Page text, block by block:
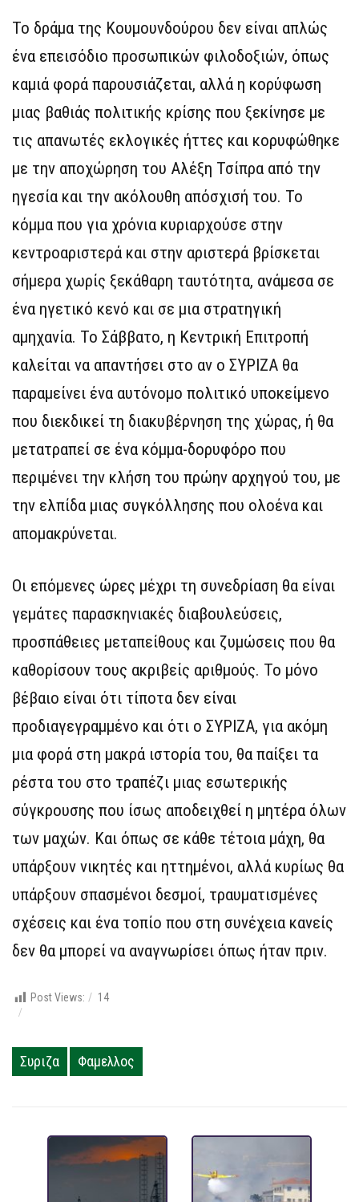
Το δράμα της Κουμουνδούρου δεν είναι απλώς
ένα επεισόδιο προσωπικών φιλοδοξιών, όπως
καμιά φορά παρουσιάζεται, αλλά η κορύφωση
μιας βαθιάς πολιτικής κρίσης που ξεκίνησε με
τις απανωτές εκλογικές ήττες και κορυφώθηκε
με την αποχώρηση του Αλέξη Τσίπρα από την
ηγεσία και την ακόλουθη απόσχισή του. Το
κόμμα που για χρόνια κυριαρχούσε στην
κεντροαριστερά και στην αριστερά βρίσκεται
σήμερα χωρίς ξεκάθαρη ταυτότητα, ανάμεσα σε
ένα ηγετικό κενό και σε μια στρατηγική
αμηχανία. Το Σάββατο, η Κεντρική Επιτροπή
καλείται να απαντήσει στο αν ο ΣΥΡΙΖΑ θα
παραμείνει ένα αυτόνομο πολιτικό υποκείμενο
που διεκδικεί τη διακυβέρνηση της χώρας, ή θα
μετατραπεί σε ένα κόμμα-δορυφόρο που
περιμένει την κλήση του πρώην αρχηγού του, με
την ελπίδα μιας συγκόλλησης που ολοένα και
απομακρύνεται.
Οι επόμενες ώρες μέχρι τη συνεδρίαση θα είναι
γεμάτες παρασκηνιακές διαβουλεύσεις,
προσπάθειες μεταπείθους και ζυμώσεις που θα
καθορίσουν τους ακριβείς αριθμούς. Το μόνο
βέβαιο είναι ότι τίποτα δεν είναι
προδιαγεγραμμένο και ότι ο ΣΥΡΙΖΑ, για ακόμη
μια φορά στη μακρά ιστορία του, θα παίξει τα
ρέστα του στο τραπέζι μιας εσωτερικής
σύγκρουσης που ίσως αποδειχθεί η μητέρα όλων
των μαχών. Και όπως σε κάθε τέτοια μάχη, θα
υπάρξουν νικητές και ηττημένοι, αλλά κυρίως θα
υπάρξουν σπασμένοι δεσμοί, τραυματισμένες
σχέσεις και ένα τοπίο που στη συνέχεια κανείς
δεν θα μπορεί να αναγνωρίσει όπως ήταν πριν.
Post Views: 14
Συριζα Φαμελλος